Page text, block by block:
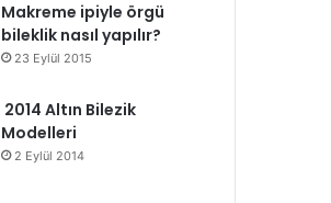
Makreme ipiyle örgü
bileklik nasıl yapılır?
23 Eylül 2015
2014 Altın Bilezik
Modelleri
2 Eylül 2014